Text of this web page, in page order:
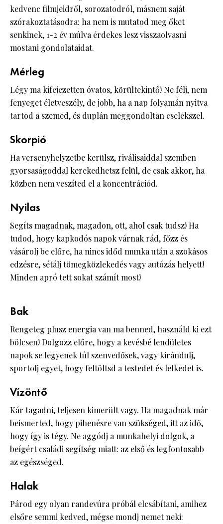
kedvenc filmjeidről, sorozatodról, másnem saját
szórakoztatásodra: ha nem is mutatod meg őket
senkinek, 1-2 év múlva érdekes lesz visszaolvasni
mostani gondolataidat.
Mérleg
Légy ma kifejezetten óvatos, körültekintő! Ne félj, nem
fenyeget életveszély, de jobb, ha a nap folyamán nyitva
tartod a szemed, és duplán meggondoltan cselekszel.
Skorpió
Ha versenyhelyzetbe kerülsz, riválisaiddal szemben
gyorsaságoddal kerekedhetsz felül, de csak akkor, ha
közben nem veszíted el a koncentrációd.
Nyilas
Segíts magadnak, magadon, ott, ahol csak tudsz! Ha
tudod, hogy kapkodós napok várnak rád, főzz és
vásárolj be előre, ha nincs időd munka után a szokásos
edzésre, sétálj tömegközlekedés vagy autózás helyett!
Minden apró tett sokat számít most!
Bak
Rengeteg plusz energia van ma benned, használd ki ezt
bölcsen! Dolgozz előre, hogy a kevésbé lendületes
napok se legyenek túl szenvedősek, vagy kirándulj,
sportolj egyet, hogy feltöltsd a testedet és lelkedet is.
Vízöntő
Kár tagadni, teljesen kimerült vagy. Ha magadnak már
beismerted, hogy pihenésre van szükséged, itt az idő,
hogy így is tégy. Ne aggódj a munkahelyi dolgok, a
beígért családi segítség miatt: az első és legfontosabb
az egészséged.
Halak
Párod egy olyan randevúra próbál elcsábítani, amihez
elsőre semmi kedved, mégse mondj nemet neki: